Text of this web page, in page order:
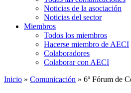
Noticias de la asociación
Noticias del sector
Miembros
Todos los miembros
Hacerse miembro de AECI
Colaboradores
Colaborar con AECI
Inicio » Comunicación » 6º Fórum de